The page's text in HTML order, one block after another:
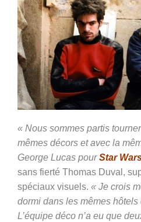
« Nous sommes partis
mêmes décors et avec la
George Lucas pourStar
sans fierté Thomas Duval,
spéciaux visuels. « Je crois
dormi dans les mêmes
L’équipe déco n’a eu que